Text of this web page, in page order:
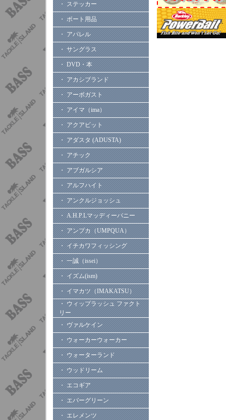
・ ステッカー
・ ボート用品
・ アパレル
・ サングラス
・ DVD・本
・ アカシブランド
・ アーボガスト
・ アイマ（ima）
・ アクアビット
・ アダスタ (ADUSTA)
・ アチック
・ アブガルシア
・ アルフハイト
・ アンクルジョッシュ
・ A.H.P.Lマッディーバニー
・ アンプカ（UMPQUA）
・ イチカワフィッシング
・ 一誠（issei）
・ イズム(ism)
・ イマカツ（IMAKATSU）
・ ウィップラッシュ ファクト
リー
・ ヴァルケイン
・ ウォーカーウォーカー
・ ウォーターランド
・ ウッドリーム
・ エコギア
・ エバーグリーン
・ エレメンツ